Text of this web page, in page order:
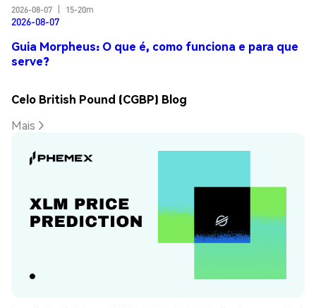
2026-08-07
15-20m
2026-08-07
Guia Morpheus: O que é, como funciona e para que
serve?
Celo British Pound (CGBP) Blog
Mais